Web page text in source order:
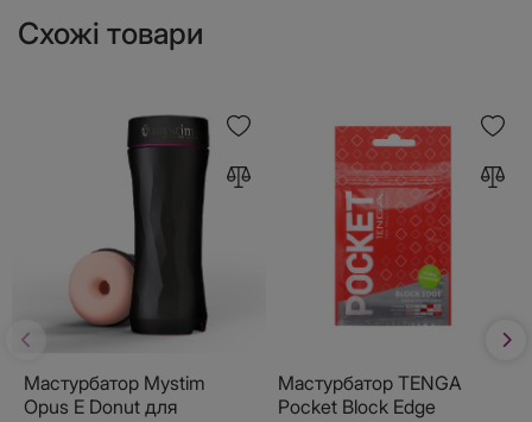
Схожі товари
Мастурбатор Mystim
Opus E Donut для
Мастурбатор TENGA
Pocket Block Edge